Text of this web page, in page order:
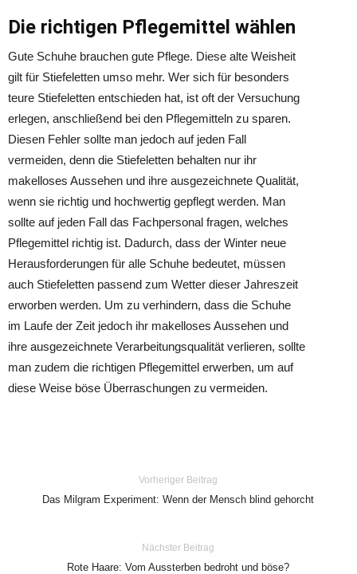
Die richtigen Pflegemittel wählen
Gute Schuhe brauchen gute Pflege. Diese alte Weisheit
gilt für Stiefeletten umso mehr. Wer sich für besonders
teure Stiefeletten entschieden hat, ist oft der Versuchung
erlegen, anschließend bei den Pflegemitteln zu sparen.
Diesen Fehler sollte man jedoch auf jeden Fall
vermeiden, denn die Stiefeletten behalten nur ihr
makelloses Aussehen und ihre ausgezeichnete Qualität,
wenn sie richtig und hochwertig gepflegt werden. Man
sollte auf jeden Fall das Fachpersonal fragen, welches
Pflegemittel richtig ist. Dadurch, dass der Winter neue
Herausforderungen für alle Schuhe bedeutet, müssen
auch Stiefeletten passend zum Wetter dieser Jahreszeit
erworben werden. Um zu verhindern, dass die Schuhe
im Laufe der Zeit jedoch ihr makelloses Aussehen und
ihre ausgezeichnete Verarbeitungsqualität verlieren, sollte
man zudem die richtigen Pflegemittel erwerben, um auf
diese Weise böse Überraschungen zu vermeiden.
Vorheriger Beitrag
Das Milgram Experiment: Wenn der Mensch blind gehorcht
Nächster Beitrag
Rote Haare: Vom Aussterben bedroht und böse?